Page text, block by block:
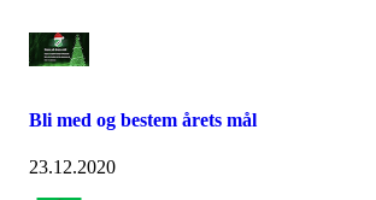
Bli med og bestem årets mål
23.12.2020